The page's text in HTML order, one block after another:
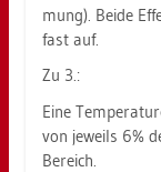
mung). Beide
fast auf.
Zu 3.:
Eine
von je­weils 6%
Be­reich.